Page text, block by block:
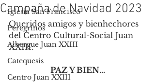
Iglesia San Francisco
Peregrinos
Albergue Juan XXIII
Catequesis
Centro Juan XXIII
Campaña de Navidad 2023
Queridos amigos y bienhechores
del Centro Cultural-Social Juan
XXIII:
PAZ Y BIEN...